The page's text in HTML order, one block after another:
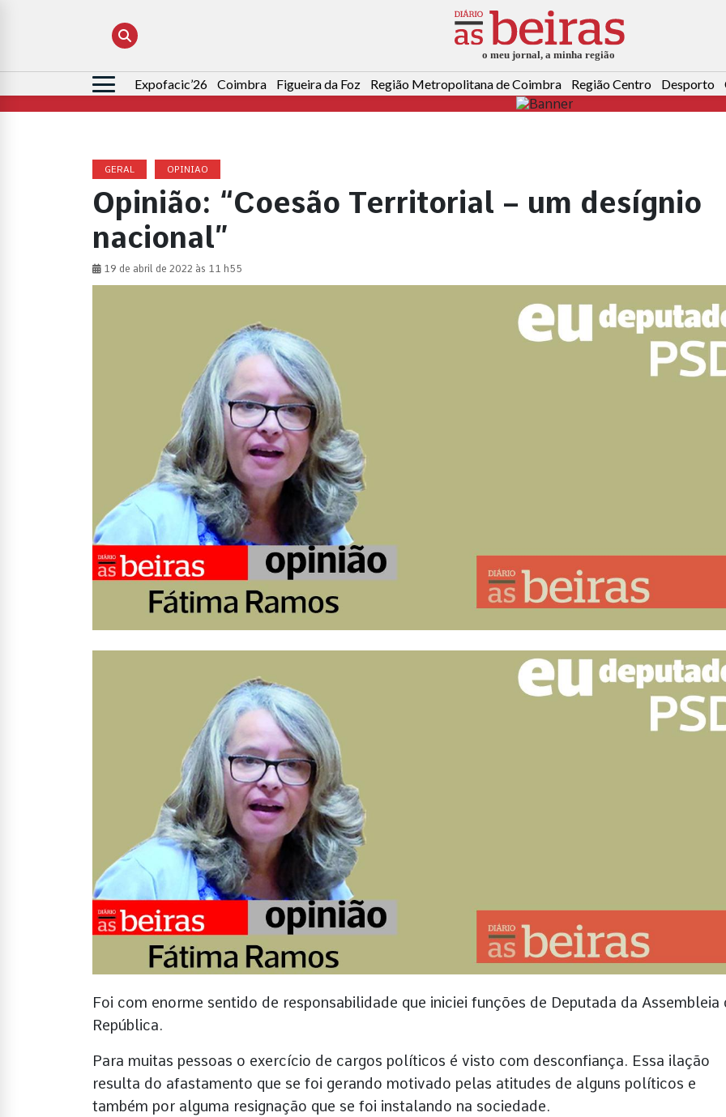
Pesquisar
por:
Expofacic’26 Coimbra Figueira da Foz Região Metropolitana de Coimbra Região Centro Desporto
GERAL OPINIAO
Opinião: “Coesão Territorial – um desígnio
nacional”
19 de abril de 2022 às 11 h55
Foi com enorme sentido de responsabilidade que iniciei funções de Deputada da Assembleia
República.
Para muitas pessoas o exercício de cargos políticos é visto com desconfiança. Essa ilação
resulta do afastamento que se foi gerando motivado pelas atitudes de alguns políticos e
também por alguma resignação que se foi instalando na sociedade.